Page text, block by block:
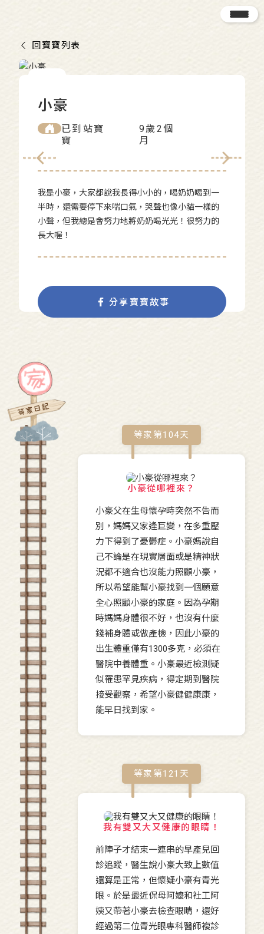
回寶寶列表
小豪
已到站寶
寶
9歲2個
月
我是小豪，大家都說我長得小小的，喝奶奶喝到一
半時，還需要停下來喘口氣，哭聲也像小貓一樣的
小聲，但我總是會努力地將奶奶喝光光！很努力的
長大喔！
分享寶寶故事
等家第104天
小豪從哪裡來？
小豪父在生母懷孕時突然不告而
別，媽媽又家逢巨變，在多重壓
力下得到了憂鬱症。小豪媽說自
己不論是在現實層面或是精神狀
況都不適合也沒能力照顧小豪，
所以希望能幫小豪找到一個願意
全心照顧小豪的家庭。因為孕期
時媽媽身體很不好，也沒有什麼
錢補身體或做產檢，因此小豪的
出生體重僅有1300多克，必須在
醫院中養體重。小豪最近檢測疑
似罹患罕見疾病，得定期到醫院
接受觀察，希望小豪健健康康，
能早日找到家。
等家第121 天
我有雙又大又健康的眼睛！
前陣子才結束一連串的早產兒回
診追蹤，醫生說小豪大致上數值
還算是正常，但懷疑小豪有青光
眼。於是最近保母阿嬤和社工阿
姨又帶著小豪去檢查眼睛，還好
經過第二位青光眼專科醫師複診